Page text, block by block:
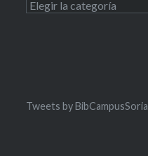
Categorías
Tweets by BibCampusSoria